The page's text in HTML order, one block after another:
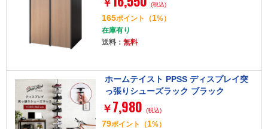
￥ (税込)
165ポイント （1%）
在庫有り
送料： 無料
ホームテイスト PPSS ディスプレイ突
っ張りシューズラック ブラック
￥ 7,980 (税込)
79ポイント （1%）